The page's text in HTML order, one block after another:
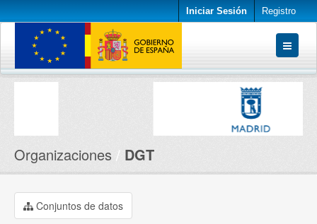
Iniciar Sesión Registro
Conjuntos de datos
Organizaciones DGT
Conjuntos de datos